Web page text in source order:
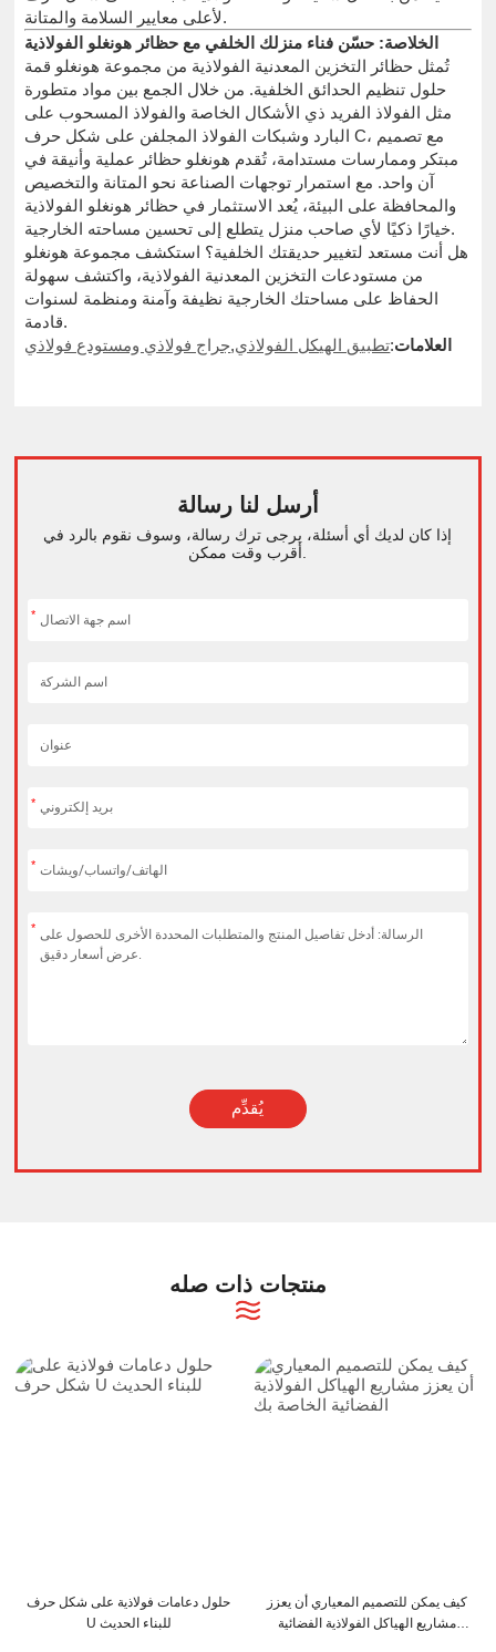
لأعلى معايير السلامة والمتانة.
الخلاصة: حسّن فناء منزلك الخلفي مع حظائر هونغلو الفولاذية
تُمثل حظائر التخزين المعدنية الفولاذية من مجموعة هونغلو قمة
حلول تنظيم الحدائق الخلفية. من خلال الجمع بين مواد متطورة
مثل الفولاذ الفريد ذي الأشكال الخاصة والفولاذ المسحوب على
البارد وشبكات الفولاذ المجلفن على شكل حرف C، مع تصميم
مبتكر وممارسات مستدامة، تُقدم هونغلو حظائر عملية وأنيقة في
آن واحد. مع استمرار توجهات الصناعة نحو المتانة والتخصيص
والمحافظة على البيئة، يُعد الاستثمار في حظائر هونغلو الفولاذية
خيارًا ذكيًا لأي صاحب منزل يتطلع إلى تحسين مساحته الخارجية.
هل أنت مستعد لتغيير حديقتك الخلفية؟ استكشف مجموعة هونغلو
من مستودعات التخزين المعدنية الفولاذية، واكتشف سهولة
الحفاظ على مساحتك الخارجية نظيفة وآمنة ومنظمة لسنوات
قادمة.
العلامات:تطبيق الهيكل الفولاذي,جراج فولاذي ومستودع فولاذي
أرسل لنا رسالة
إذا كان لديك أي أسئلة، يرجى ترك رسالة، وسوف نقوم بالرد في
أقرب وقت ممكن.
*
*
*
*
يُقدِّم
منتجات ذات صله
حلول دعامات فولاذية على شكل حرف
U للبناء الحديث
كيف يمكن للتصميم المعياري أن يعزز
مشاريع الهياكل الفولاذية الفضائية